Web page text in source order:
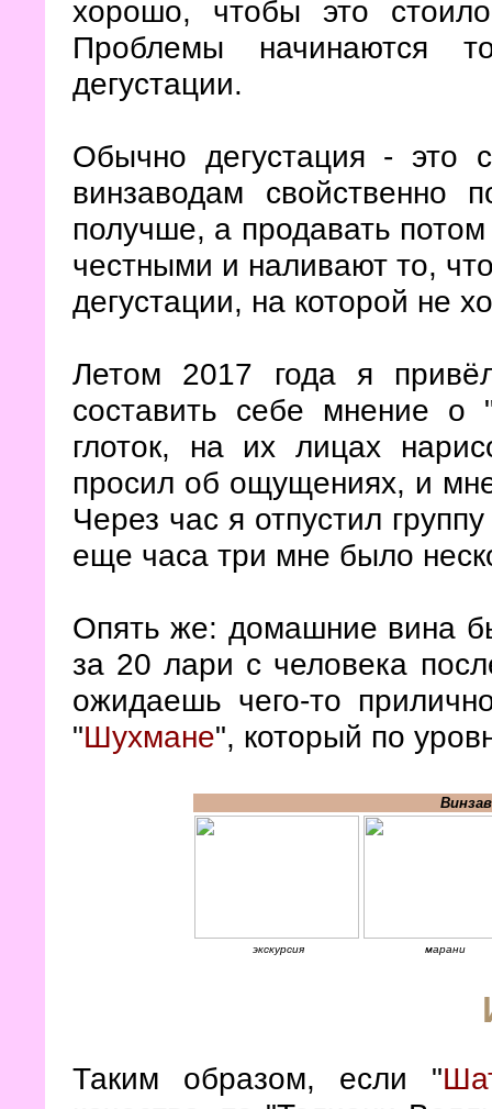
хорошо, чтобы это
Проблемы начинаются
дегустации.
Обычно дегустация - это
винзаводам свойственно
получше, а продавать
честными и наливают то,
дегустации, на которой не
Летом 2017 года я
составить себе мнение
глоток, на их лицах
просил об ощущениях, и
Через час я отпустил
еще часа три мне было
Опять же: домашние вина
за 20 лари с человека
ожидаешь чего-то
"Шухмане", который по
экскурсия марани
Таким образом, если "